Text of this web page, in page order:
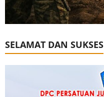
SELAMAT DAN SUKSES